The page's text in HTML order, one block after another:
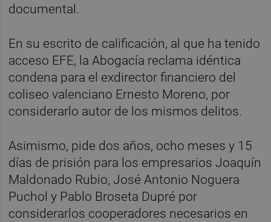
documental.
En su escrito de calificación, al que ha tenido
acceso EFE, la Abogacía reclama idéntica
condena para el exdirector financiero del
coliseo valenciano Ernesto Moreno, por
considerarlo autor de los mismos delitos.
Asimismo, pide dos años, ocho meses y 15
días de prisión para los empresarios Joaquín
Maldonado Rubio, José Antonio Noguera
Puchol y Pablo Broseta Dupré por
considerarlos cooperadores necesarios en